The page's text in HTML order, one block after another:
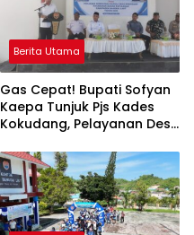
Berita Utama
Gas Cepat! Bupati Sofyan
Kaepa Tunjuk Pjs Kades
Kokudang, Pelayanan Desa